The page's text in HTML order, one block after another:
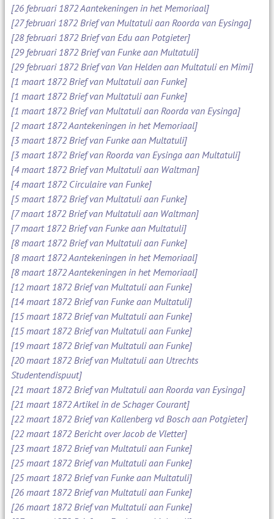
[26 februari 1872 Aantekeningen in het Memoriaal]
[27 februari 1872 Brief van Multatuli aan Roorda van Eysinga]
[28 februari 1872 Brief van Edu aan Potgieter]
[29 februari 1872 Brief van Funke aan Multatuli]
[29 februari 1872 Brief van Van Helden aan Multatuli en Mimi]
[1 maart 1872 Brief van Multatuli aan Funke]
[1 maart 1872 Brief van Multatuli aan Funke]
[1 maart 1872 Brief van Multatuli aan Roorda van Eysinga]
[2 maart 1872 Aantekeningen in het Memoriaal]
[3 maart 1872 Brief van Funke aan Multatuli]
[3 maart 1872 Brief van Roorda van Eysinga aan Multatuli]
[4 maart 1872 Brief van Multatuli aan Waltman]
[4 maart 1872 Circulaire van Funke]
[5 maart 1872 Brief van Multatuli aan Funke]
[7 maart 1872 Brief van Multatuli aan Waltman]
[7 maart 1872 Brief van Funke aan Multatuli]
[8 maart 1872 Brief van Multatuli aan Funke]
[8 maart 1872 Aantekeningen in het Memoriaal]
[8 maart 1872 Aantekeningen in het Memoriaal]
[12 maart 1872 Brief van Multatuli aan Funke]
[14 maart 1872 Brief van Funke aan Multatuli]
[15 maart 1872 Brief van Multatuli aan Funke]
[15 maart 1872 Brief van Multatuli aan Funke]
[19 maart 1872 Brief van Multatuli aan Funke]
[20 maart 1872 Brief van Multatuli aan Utrechts
Studentendispuut]
[21 maart 1872 Brief van Multatuli aan Roorda van Eysinga]
[21 maart 1872 Artikel in de Schager Courant]
[22 maart 1872 Brief van Kallenberg vd Bosch aan Potgieter]
[22 maart 1872 Bericht over Jacob de Vletter]
[23 maart 1872 Brief van Multatuli aan Funke]
[25 maart 1872 Brief van Multatuli aan Funke]
[25 maart 1872 Brief van Funke aan Multatuli]
[26 maart 1872 Brief van Multatuli aan Funke]
[26 maart 1872 Brief van Multatuli aan Funke]